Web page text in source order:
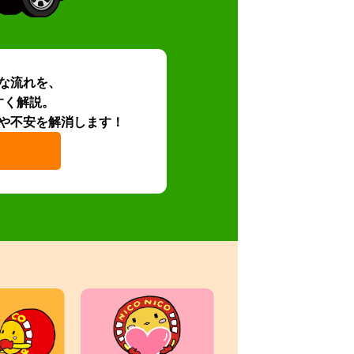
流れを、
解説。
不安を解消します！